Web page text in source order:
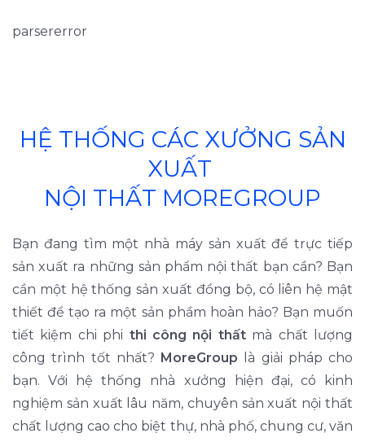
parsererror
HỆ THỐNG CÁC XƯỞNG SẢN
XUẤT
NỘI THẤT MOREGROUP
Bạn đang tìm một nhà máy sản xuất để trực tiếp
sản xuất ra những sản phẩm nội thất bạn cần? Bạn
cần một hệ thống sản xuất đồng bộ, có liên hệ mật
thiết để tạo ra một sản phầm hoàn hảo? Bạn muốn
tiết kiệm chi phi thi công nội thấtmà chất lượng
công trình tốt nhất? MoreGroup là giải pháp cho
bạn. Với hệ thống nhà xưởng hiện đại, có kinh
nghiệm sản xuất lâu năm, chuyên sản xuất nội thất
chất lượng cao cho biệt thự, nhà phố, chung cư, văn